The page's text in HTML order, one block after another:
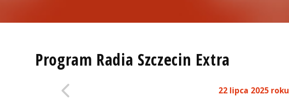
Program Radia Szczecin Extra
22 lipca 2025 roku